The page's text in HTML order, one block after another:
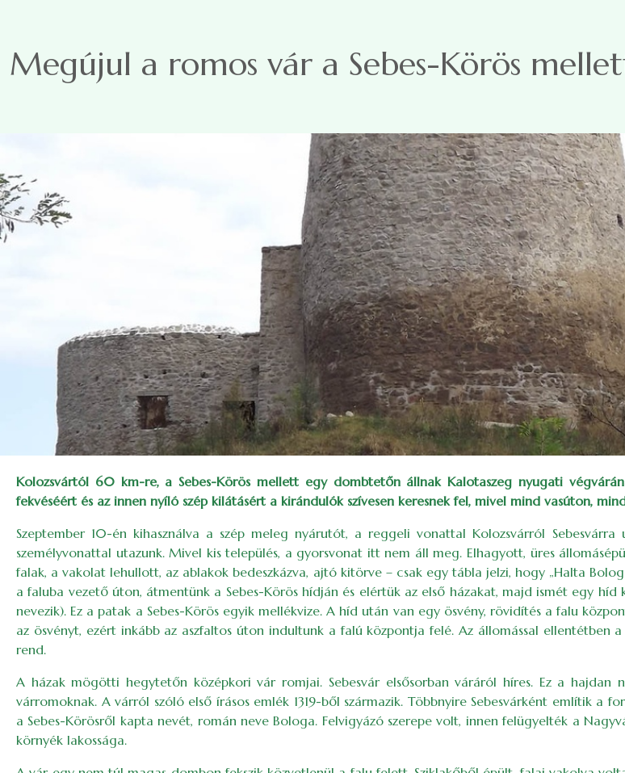
Megújul a romos vár a Sebes-Körös
Kolozsvártól 60 km-re, a Sebes-Körös mellett egy dombtetőn állnak Kalotaszeg nyugati
fekvéséért és az innen nyíló szép kilátásért a kirándulók szívesen keresnek fel, mivel mind vasúton,
Szeptember 10-én kihasználva a szép meleg nyárutót, a reggeli vonattal Kolozsvárról
személyvonattal utazunk. Mivel kis település, a gyorsvonat itt nem áll meg. Elhagyott, üres
falak, a vakolat lehullott, az ablakok bedeszkázva, ajtó kitörve – csak egy tábla jelzi, hogy „Halta
a faluba vezető úton, átmentünk a Sebes-Körös hídján és elértük az első házakat, majd ismét egy
nevezik). Ez a patak a Sebes-Körös egyik mellékvize. A híd után van egy ösvény, rövidítés a falu
az ösvényt, ezért inkább az aszfaltos úton indultunk a falú központja felé. Az állomással ellentétben
rend.
A házak mögötti hegytetőn középkori vár romjai. Sebesvár elsősorban váráról híres. Ez a
várromoknak. A várról szóló első írásos emlék 1319-ből származik. Többnyire Sebesvárként említik a
a Sebes-Körösről kapta nevét, román neve Bologa. Felvigyázó szerepe volt, innen felügyelték a
környék lakossága.